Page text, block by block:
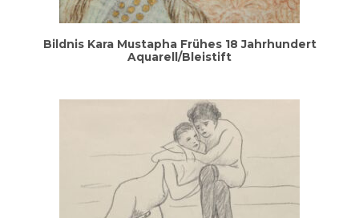
Bild­nis Kara Mus­ta­pha Frü­hes 18 Jahr­hun­dert
Aquarell/Bleistift